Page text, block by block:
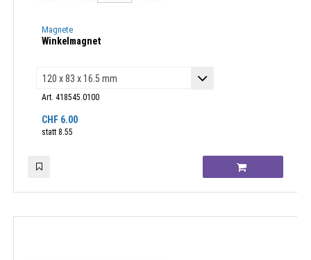
Magnete
Winkelmagnet
Art. 418545.0100
CHF 6.00
statt 8.55